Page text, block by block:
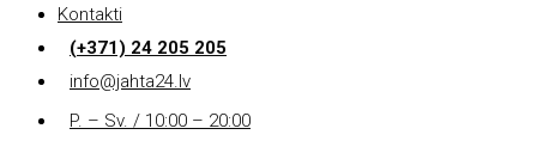
Kontakti
(+371) 24 205 205
info@jahta24.lv
P. – Sv. / 10:00 – 20:00